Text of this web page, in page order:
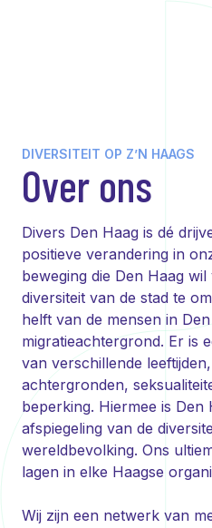
DIVERSITEIT OP Z’N HAAGS
Over ons
Divers Den Haag is dé
positieve verandering in
beweging die Den Haag
diversiteit van de stad te
helft van de mensen in
migratieachtergrond. Er is
van verschillende
achtergronden,
beperking. Hiermee is Den
afspiegeling van de
wereldbevolking. Ons
lagen in elke Haagse
Wij zijn een netwerk van